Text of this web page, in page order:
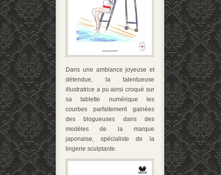
Dans une ambiance joyeuse et
détendue, la talentueuse
illustratrice a pu ainsi croqué sur
sa tablette numérique les
courbes parfaitement gainées
des blogueuses dans des
modèles de la marque
japonaise, spécialiste de la
lingerie sculptante.